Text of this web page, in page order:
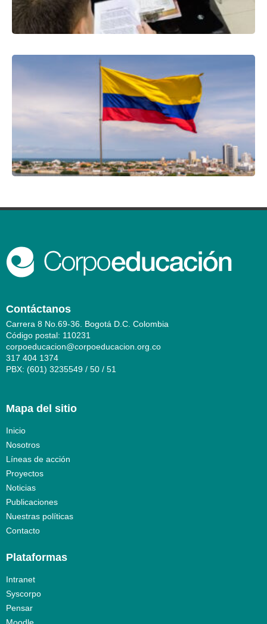
Contáctanos
Carrera 8 No.69-36. Bogotá D.C. Colombia
Código postal: 110231
corpoeducacion@corpoeducacion.org.co
317 404 1374
PBX: (601) 3235549 / 50 / 51
Mapa del sitio
Inicio
Nosotros
Líneas de acción
Proyectos
Noticias
Publicaciones
Nuestras políticas
Contacto
Plataformas
Intranet
Syscorpo
Pensar